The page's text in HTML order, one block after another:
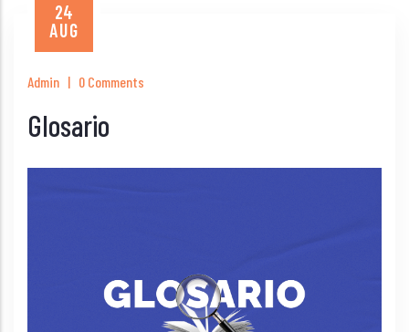
24
AUG
Admin | 0 Comments
Glosario